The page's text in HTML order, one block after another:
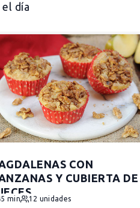
el día
CON
Y CUBIERTA DE
min 12 unidades